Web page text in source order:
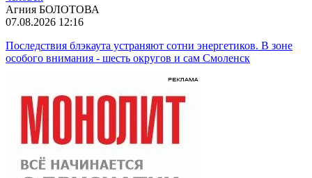
Агния БОЛОТОВА
07.08.2026 12:16
Последствия блэкаута устраняют сотни энергетиков. В зоне
особого внимания - шесть округов и сам Смоленск